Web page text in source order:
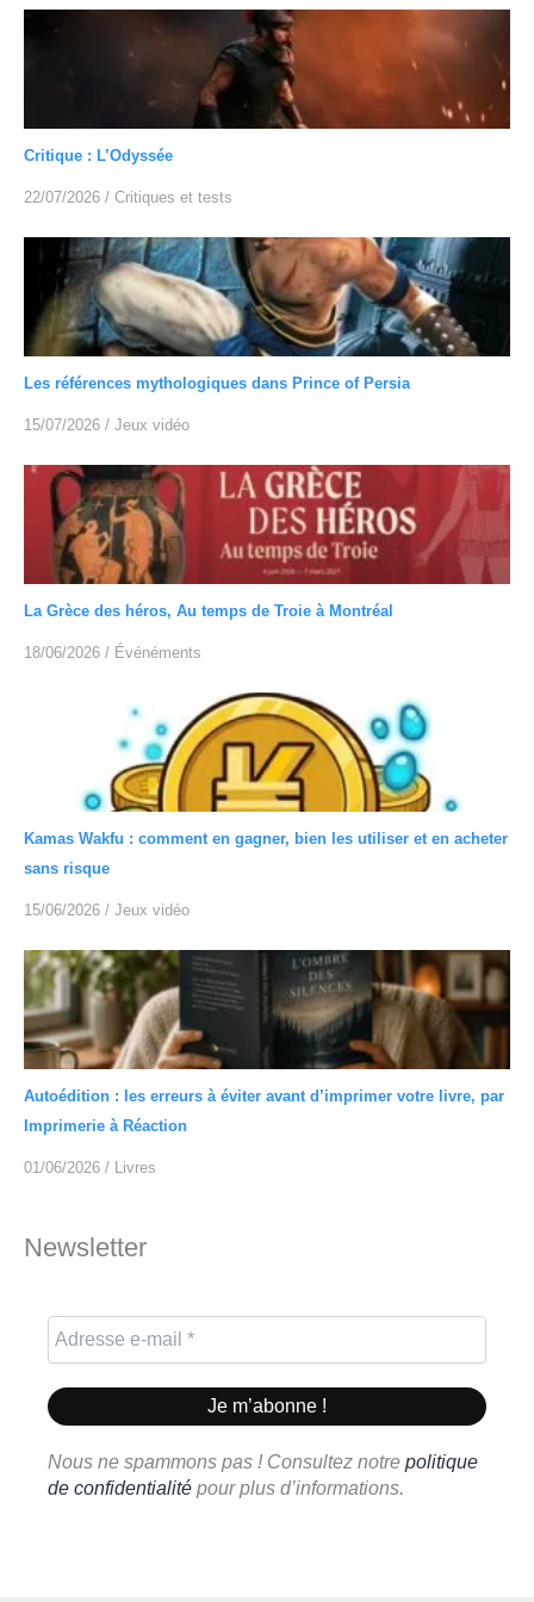
Critique : L’Odyssée
22/07/2026 / Critiques et tests
Les références mythologiques dans Prince of Persia
15/07/2026 / Jeux vidéo
La Grèce des héros, Au temps de Troie à Montréal
18/06/2026 / Événéments
Kamas Wakfu : comment en gagner, bien les utiliser et en acheter
sans risque
15/06/2026 / Jeux vidéo
Autoédition : les erreurs à éviter avant d’imprimer votre livre, par
Imprimerie à Réaction
01/06/2026 / Livres
Newsletter
Nous ne spammons pas ! Consultez notre politique
de confidentialité pour plus d’informations.